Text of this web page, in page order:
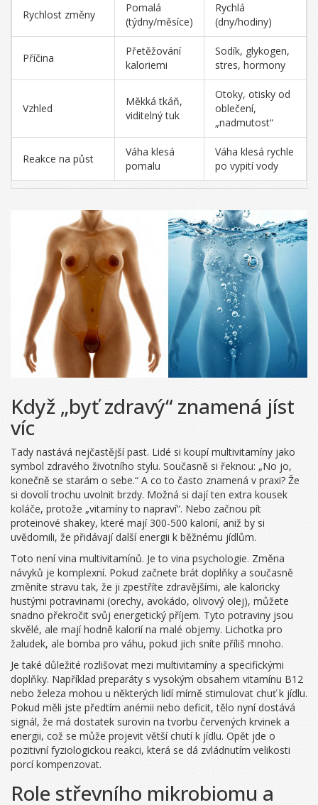
Rychlost změny
Pomalá
(týdny/měsíce)
Rychlá
(dny/hodiny)
Příčina
Přetěžování
kaloriemi
Sodík, glykogen,
stres, hormony
Vzhled
Měkká tkáň,
viditelný tuk
Otoky, otisky od
oblečení,
„nadmutost“
Reakce na půst
Váha klesá
pomalu
Váha klesá rychle
po vypití vody
Když „byť zdravý“ znamená jíst
víc
Tady nastává nejčastější past. Lidé si koupí multivitamíny jako
symbol zdravého životního stylu. Současně si řeknou: „No jo,
konečně se starám o sebe.“ A co to často znamená v praxi? Že
si dovolí trochu uvolnit brzdy. Možná si dají ten extra kousek
koláče, protože „vitamíny to napraví“. Nebo začnou pít
proteinové shakey, které mají 300-500 kalorií, aniž by si
uvědomili, že přidávají další energii k běžnému jídlům.
Toto není vina multivitamínů. Je to vina psychologie. Změna
návyků je komplexní. Pokud začnete brát doplňky a současně
změníte stravu tak, že ji zpestříte zdravějšími, ale kaloricky
hustými potravinami (orechy, avokádo, olivový olej), můžete
snadno překročit svůj energetický příjem. Tyto potraviny jsou
skvělé, ale mají hodně kalorií na malé objemy. Lichotka pro
žaludek, ale bomba pro váhu, pokud jich sníte příliš mnoho.
Je také důležité rozlišovat mezi multivitamíny a specifickými
doplňky. Například preparáty s vysokým obsahem vitamínu B12
nebo železa mohou u některých lidí mírně stimulovat chuť k jídlu.
Pokud měli jste předtím anémii nebo deficit, tělo nyní dostává
signál, že má dostatek surovin na tvorbu červených krvinek a
energii, což se může projevit větší chutí k jídlu. Opět jde o
pozitivní fyziologickou reakci, která se dá zvládnutím velikosti
porcí kompenzovat.
Role střevního mikrobiomu a